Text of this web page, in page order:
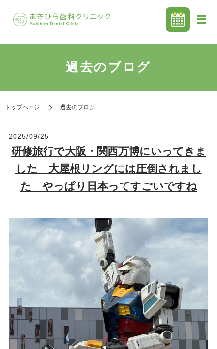
過去のブログ
トップページ 過去のブログ
2025/09/25
研修旅行で大阪・関西万博にいってきま
した 大屋根リングには圧倒されまし
た やっぱり日本ってすごいですね